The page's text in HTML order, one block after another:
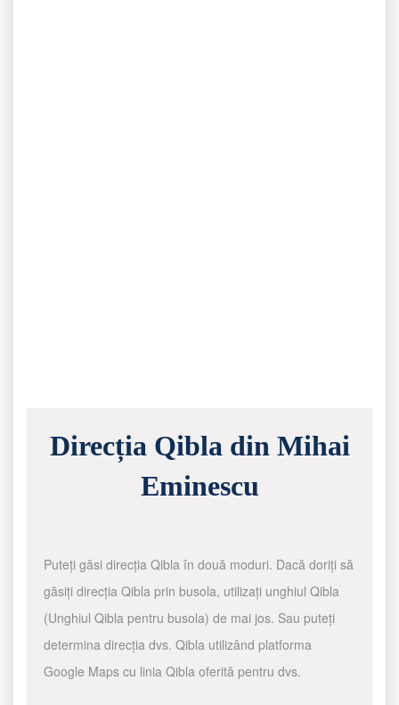
Direcția Qibla din Mihai
Eminescu
Puteți găsi direcția Qibla în două moduri. Dacă doriți să
găsiți direcția Qibla prin busola, utilizați unghiul Qibla
(Unghiul Qibla pentru busola) de mai jos. Sau puteți
determina direcția dvs. Qibla utilizând platforma
Google Maps cu linia Qibla oferită pentru dvs.